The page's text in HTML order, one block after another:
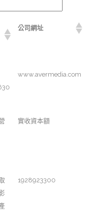
公司網址
www.avermedia.com
實收資本額
1928923300